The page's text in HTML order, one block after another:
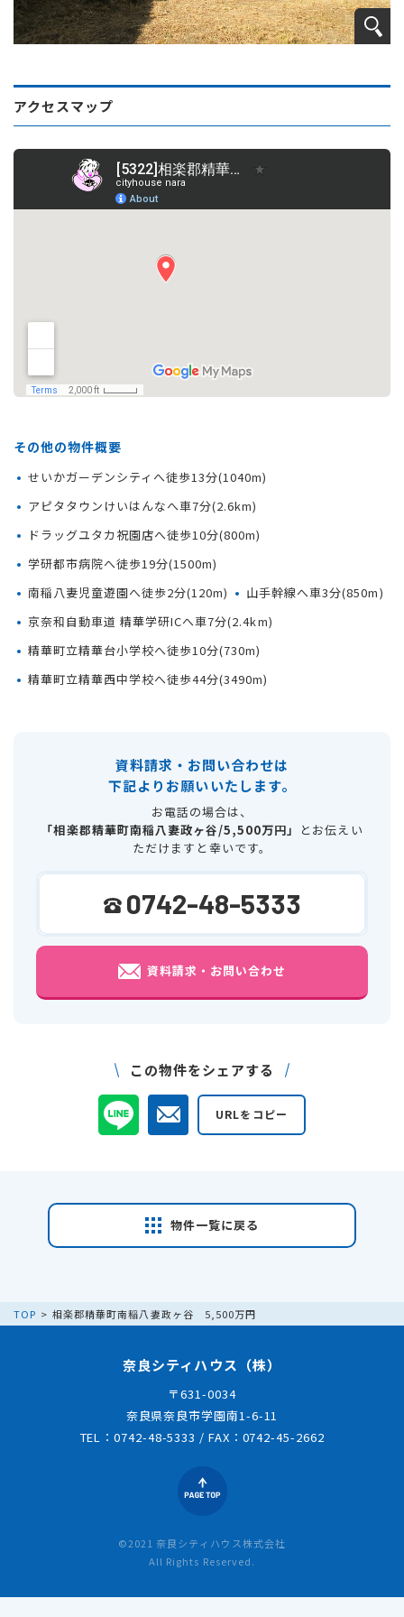
アクセスマップ
その他の物件概要
せいかガーデンシティへ徒歩13分(1040m)
アピタタウンけいはんなへ車7分(2.6km)
ドラッグユタカ祝園店へ徒歩10分(800m)
学研都市病院へ徒歩19分(1500m)
南稲八妻児童遊園へ徒歩2分(120m)
山手幹線へ車3分(850m)
京奈和自動車道 精華学研ICへ車7分(2.4km)
精華町立精華台小学校へ徒歩10分(730m)
精華町立精華西中学校へ徒歩44分(3490m)
資料請求・お問い合わせは
下記よりお願いいたします。
お電話の場合は、
「相楽郡精華町南稲八妻政ヶ谷/5,500万円」
とお伝えい
ただけますと幸いです。
0742-48-5333
資料請求・お問い合わせ
この物件をシェアする
URLをコピー
物件一覧に戻る
TOP 相楽郡精華町南稲八妻政ヶ谷 5,500万円
奈良シティハウス（株）
〒631-0034
奈良県奈良市学園南1-6-11
TEL：0742-48-5333 / FAX：0742-45-2662
©2021 奈良シティハウス株式会社
All Rights Reserved.